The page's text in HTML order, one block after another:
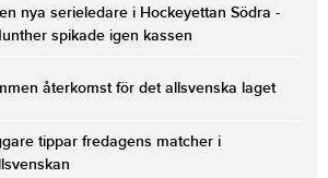
nya serieledare i Hockeyettan Södra -
spikade igen kassen
återkomst för det allsvenska laget
tippar fredagens matcher i